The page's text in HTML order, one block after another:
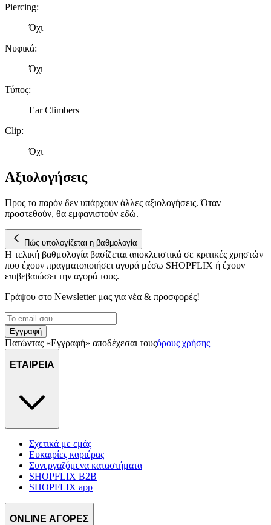
Piercing:
Όχι
Νυφικά:
Όχι
Τύπος:
Ear Climbers
Clip:
Όχι
Αξιολογήσεις
Προς το παρόν δεν υπάρχουν άλλες αξιολογήσεις. Όταν
προστεθούν, θα εμφανιστούν εδώ.
Πώς υπολογίζεται η βαθμολογία
Η τελική βαθμολογία βασίζεται αποκλειστικά σε κριτικές χρηστών
που έχουν πραγματοποιήσει αγορά μέσω SHOPFLIX ή έχουν
επιβεβαιώσει την αγορά τους.
Γράψου στο Νewsletter μας για νέα & προσφορές!
Εγγραφή
Πατώντας «Εγγραφή» αποδέχεσαι τουςόρους χρήσης
ΕΤΑΙΡΕΙΑ
Σχετικά με εμάς
Ευκαιρίες καριέρας
Συνεργαζόμενα καταστήματα
SHOPFLIX B2B
SHOPFLIX app
ONLINE ΑΓΟΡΕΣ